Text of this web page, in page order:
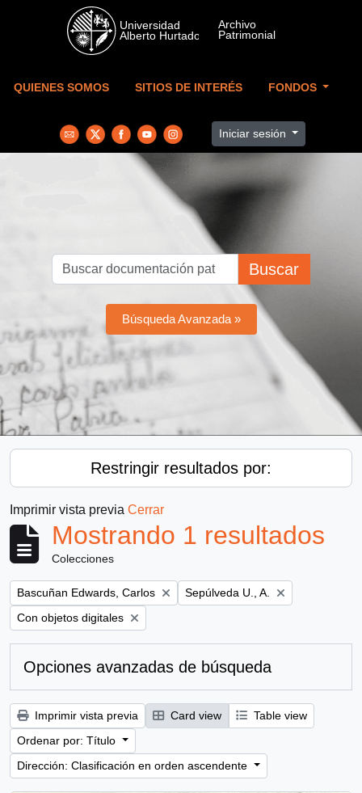
Skip to main content
QUIENES SOMOS SITIOS DE INTERÉS FONDOS
Iniciar sesión
Buscar
Búsqueda Avanzada »
Restringir resultados por:
Imprimir vista previa Cerrar
Mostrando 1 resultados
Colecciones
Remove filter:
Bascuñan Edwards, Carlos Remove filter:
Sepúlveda U., A.
Remove filter:
Con objetos digitales
Opciones avanzadas de búsqueda
Imprimir vista previa Card view
Table view
Ordenar por: Título
Dirección: Clasificación en orden ascendente